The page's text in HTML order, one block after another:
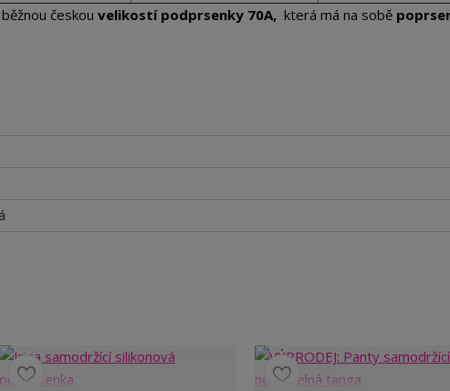
českou velikostí podprsenky 70A, která má na sobě